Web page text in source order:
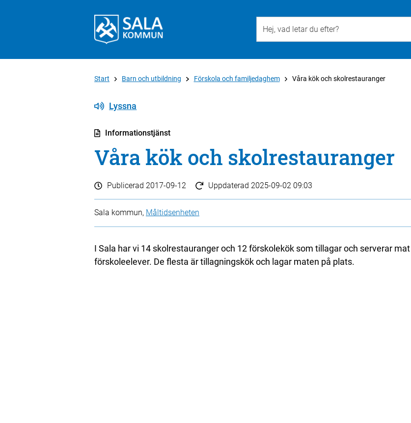
Start Barn och utbildning Förskola och familjedaghem Våra kök och skolrestauranger
Lyssna
Informationstjänst
Våra kök och skolrestauranger
Publicerad 2017-09-12 Uppdaterad 2025-09-02 09:03
Sala kommun, Måltidsenheten
I Sala har vi 14 skolrestauranger och 12 förskolekök som tillagar och serverar
förskoleelever. De flesta är tillagningskök och lagar maten på plats.